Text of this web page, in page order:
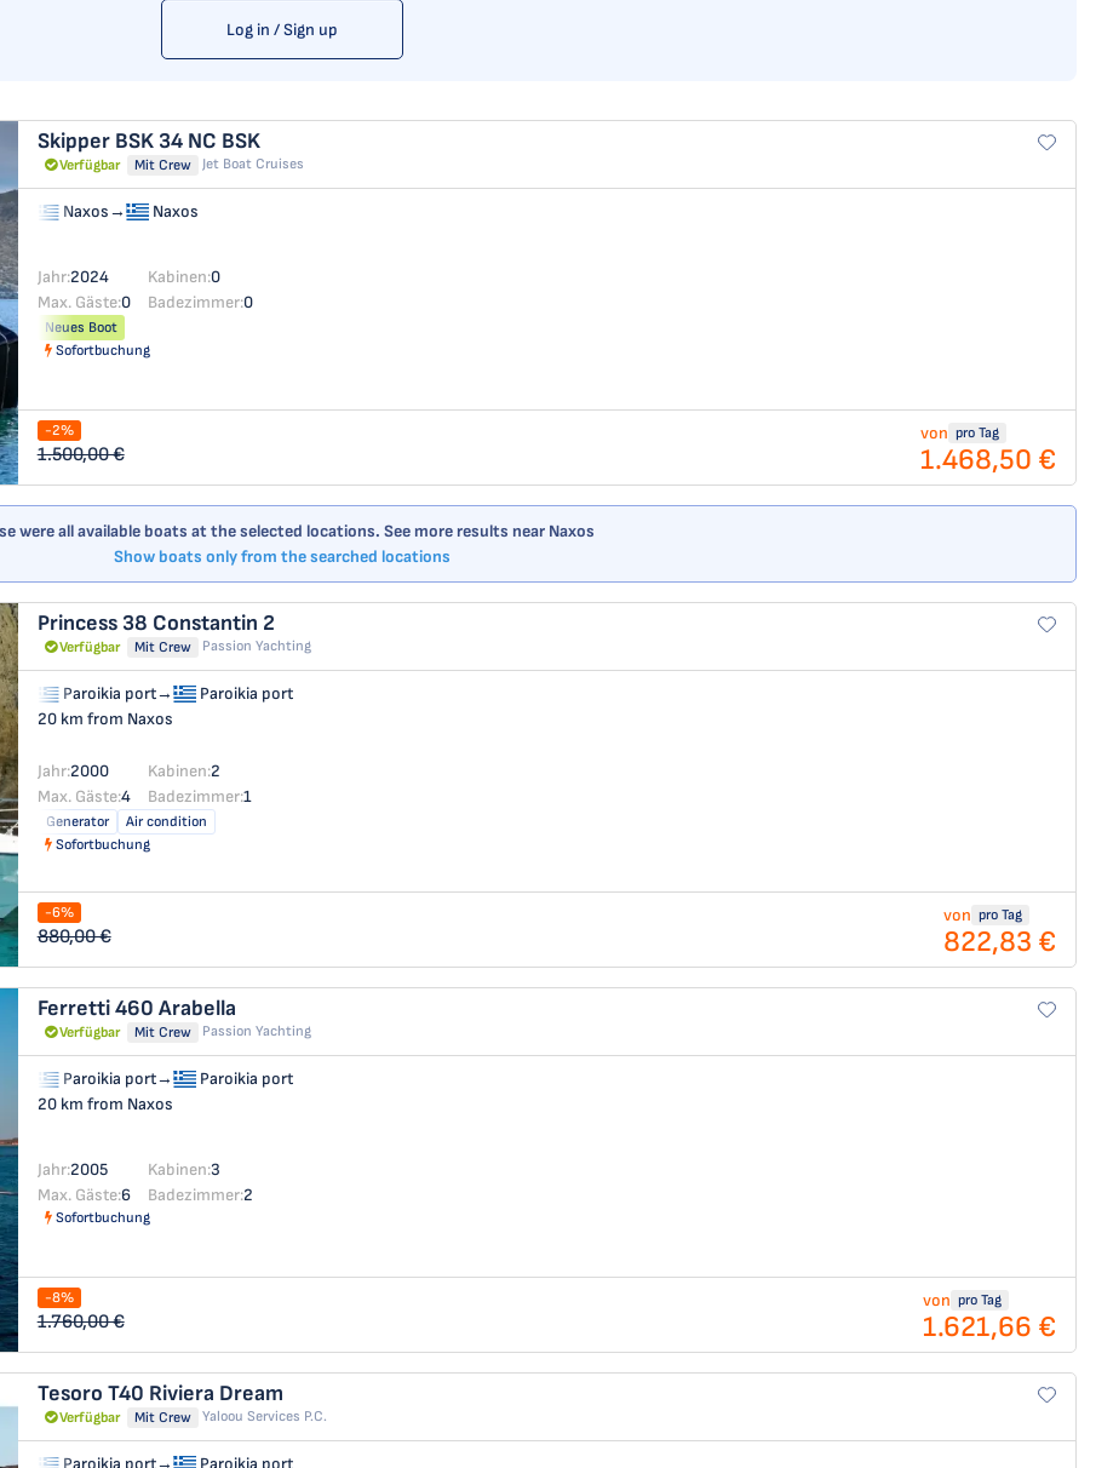
Log in / Sign up
Skipper BSK 34 NC BSK
Verfügbar Mit Crew Jet Boat Cruises
Naxos→ Naxos
Jahr:2024 Kabinen:0
Max. Gäste:0 Badezimmer:0
Neues Boot
Sofortbuchung
-2%
1.500,00 €
von pro Tag
1.468,50 €
were all available boats at the selected locations. See more results near Naxos
Show boats only from the searched locations
Princess 38 Constantin 2
Verfügbar Mit Crew Passion Yachting
Paroikia port→
Paroikia port
20 km from Naxos
Jahr:2000 Kabinen:2
Max. Gäste:4 Badezimmer:1
Generator
Air condition
Sofortbuchung
-6%
880,00 €
von pro Tag
822,83 €
Ferretti 460 Arabella
Verfügbar Mit Crew Passion Yachting
Paroikia port→
Paroikia port
20 km from Naxos
Jahr:2005 Kabinen:3
Max. Gäste:6 Badezimmer:2
Sofortbuchung
-8%
1.760,00 €
von pro Tag
1.621,66 €
Tesoro T40 Riviera Dream
Verfügbar Mit Crew Yaloou Services P.C.
Paroikia port→ Paroikia port